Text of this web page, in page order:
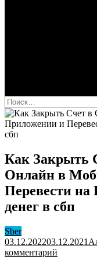
Найти:
Как Закрыть
Онлайн в
Перевести на
денег в сбп
Sber
03.12.202203.12.2021
комментарий